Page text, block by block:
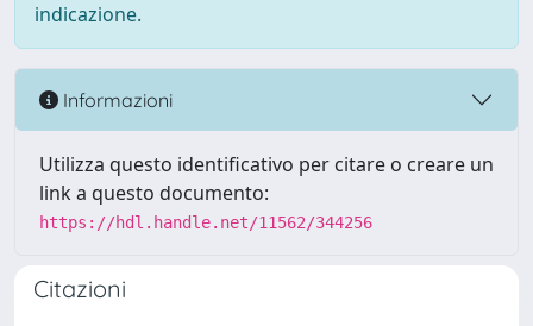
indicazione.
Informazioni
Utilizza questo identificativo per citare o creare un
link a questo documento:
https://hdl.handle.net/11562/344256
Citazioni